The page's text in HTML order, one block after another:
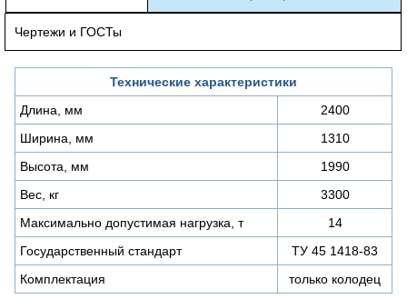
Чертежи и ГОСТы
Технические характеристики
Длина, мм
2400
Ширина, мм
1310
Высота, мм
1990
Вес, кг
3300
Максимально допустимая нагрузка, т
14
Государственный стандарт
ТУ 45 1418-83
Комплектация
только колодец